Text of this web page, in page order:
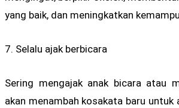
yang baik, dan meningkatkan
7. Selalu ajak berbicara
Sering mengajak anak bicara atau
akan menambah kosakata baru untuk